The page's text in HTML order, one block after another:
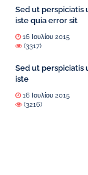
Sed ut perspiciatis
iste quia error sit
16 Ιουλίου 2015
(3317)
Sed ut perspiciatis
iste
16 Ιουλίου 2015
(3216)